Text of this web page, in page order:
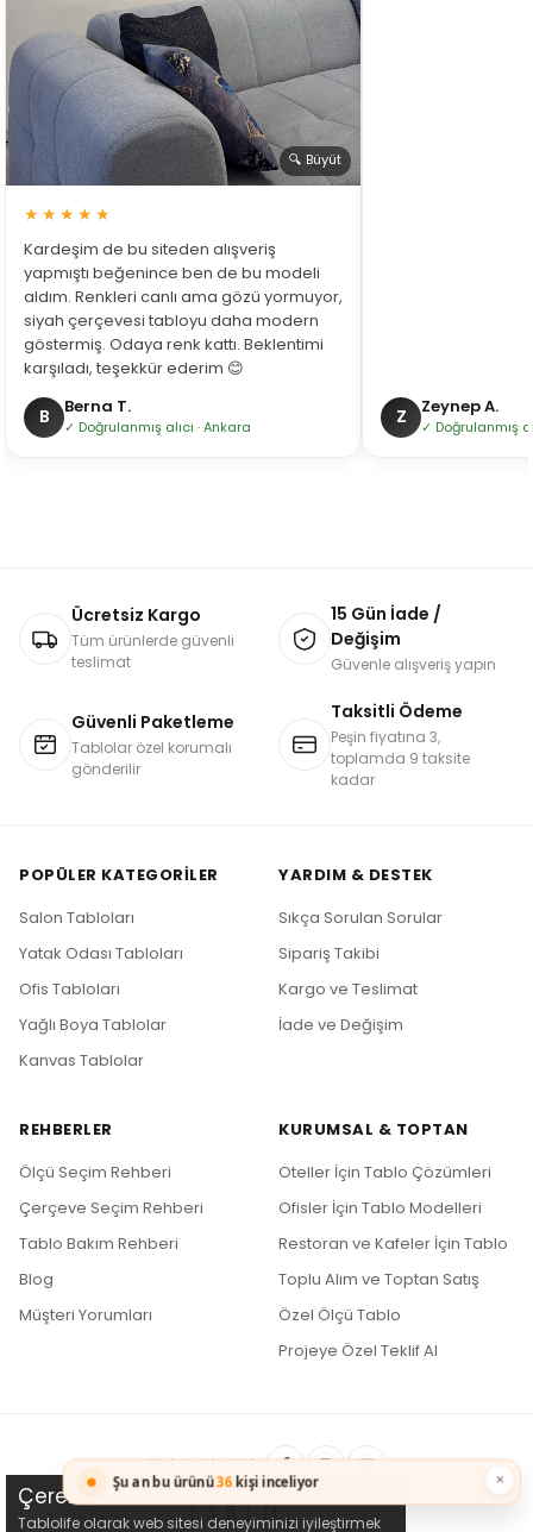
🔍 Büyüt
★★★★★
Kardeşim de bu siteden alışveriş
yapmıştı beğenince ben de bu modeli
aldım. Renkleri canlı ama gözü yormuyor,
siyah çerçevesi tabloyu daha modern
göstermiş. Odaya renk kattı. Beklentimi
karşıladı, teşekkür ederim 😊
B Berna T.
✓ Doğrulanmış alıcı · Ankara Z Zeynep A.
✓ Doğrulanmış
Ücretsiz Kargo
Tüm ürünlerde güvenli
teslimat
15 Gün İade /
Değişim
Güvenle alışveriş yapın
Güvenli Paketleme
Tablolar özel korumalı
gönderilir
Taksitli Ödeme
Peşin fiyatına 3,
toplamda 9 taksite
kadar
POPÜLER KATEGORILER
Salon Tabloları
Yatak Odası Tabloları
Ofis Tabloları
Yağlı Boya Tablolar
Kanvas Tablolar
YARDIM & DESTEK
Sıkça Sorulan Sorular
Sipariş Takibi
Kargo ve Teslimat
İade ve Değişim
REHBERLER
Ölçü Seçim Rehberi
Çerçeve Seçim Rehberi
Tablo Bakım Rehberi
Blog
Müşteri Yorumları
KURUMSAL & TOPTAN
Oteller İçin Tablo Çözümleri
Ofisler İçin Tablo Modelleri
Restoran ve Kafeler İçin Tablo
Toplu Alım ve Toptan Satış
Özel Ölçü Tablo
Projeye Özel Teklif Al
Bizi Takip Edin
Çerez Kullanımı
Tablolife olarak web sitesi deneyiminizi iyileştirmek
×
Şu an bu ürünü36 kişi inceliyor